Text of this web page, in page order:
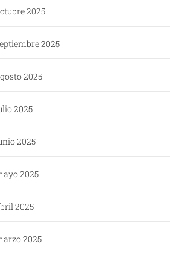
2025
2025
2025
2025
2025
2025
2025
2025